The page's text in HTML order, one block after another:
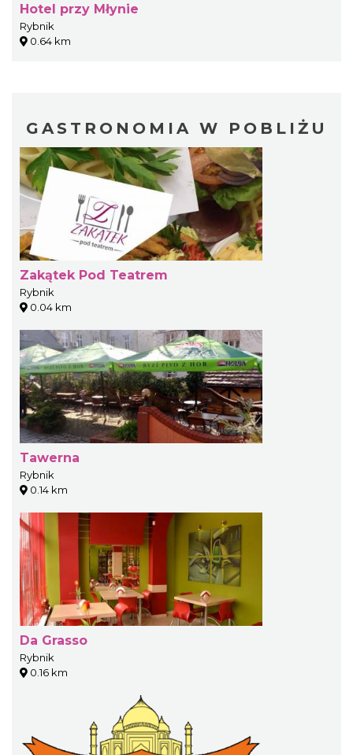
Hotel przy Młynie
Rybnik
0.64 km
GASTRONOMIA W POBLIŻU
Zakątek Pod Teatrem
Rybnik
0.04 km
Tawerna
Rybnik
0.14 km
Da Grasso
Rybnik
0.16 km